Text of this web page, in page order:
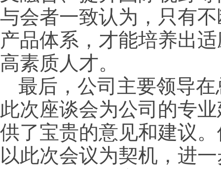
与会者一致认为，只有
产品体系，才能培养出
高素质人才。
最后，公司主要领导
此次座谈会为公司的专
供了宝贵的意见和建议
以此次会议为契机，进